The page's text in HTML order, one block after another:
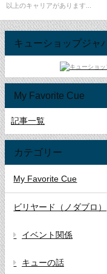
以上のキャリアがあります...
キューショップジャ
My Favorite Cue
記事一覧
カテゴリー
My Favorite Cue
ビリヤード（ノダブロ）
イベント関係
キューの話